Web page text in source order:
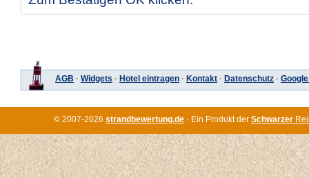
AGB · Widgets · Hotel eintragen · Kontakt · Datenschutz ·
© 2007-2026 strandbewertung.de · Ein Produkt der Schwarzer